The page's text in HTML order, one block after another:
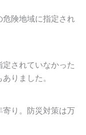
険地域に指定され
されていなかった
りました。
寄り。防災対策は万